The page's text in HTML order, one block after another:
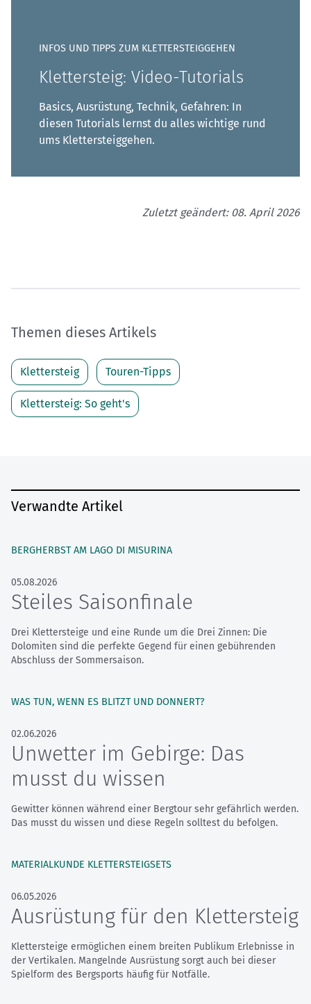
INFOS UND TIPPS ZUM KLETTERSTEIGGEHEN
Klettersteig: Video-Tutorials
Basics, Ausrüstung, Technik, Gefahren: In
diesen Tutorials lernst du alles wichtige rund
ums Klettersteiggehen.
Zuletzt geändert: 08. April 2026
Themen dieses Artikels
Klettersteig Touren-Tipps
Klettersteig: So geht's
Verwandte Artikel
BERGHERBST AM LAGO DI MISURINA
05.08.2026
Steiles Saisonfinale
Drei Klettersteige und eine Runde um die Drei Zinnen: Die
Dolomiten sind die perfekte Gegend für einen gebührenden
Abschluss der Sommersaison.
WAS TUN, WENN ES BLITZT UND DONNERT?
02.06.2026
Unwetter im Gebirge: Das
musst du wissen
Gewitter können während einer Bergtour sehr gefährlich werden.
Das musst du wissen und diese Regeln solltest du befolgen.
MATERIALKUNDE KLETTERSTEIGSETS
06.05.2026
Ausrüstung für den Klettersteig
Klettersteige ermöglichen einem breiten Publikum Erlebnisse in
der Vertikalen. Mangelnde Ausrüstung sorgt auch bei dieser
Spielform des Bergsports häufig für Notfälle.